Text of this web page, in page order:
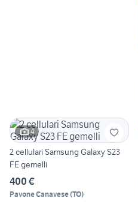
4
2 cellulari Samsung Galaxy S23
FE gemelli
400 €
Pavone Canavese(TO)